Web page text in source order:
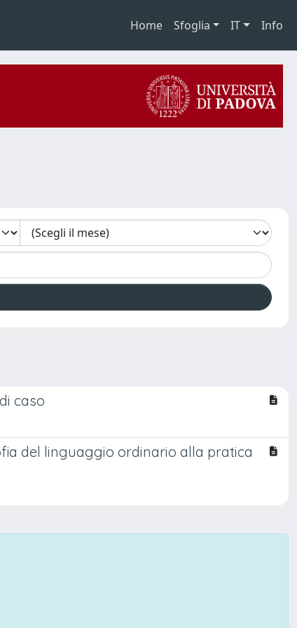
Home Sfoglia IT Info
caso
del linguaggio ordinario alla pratica